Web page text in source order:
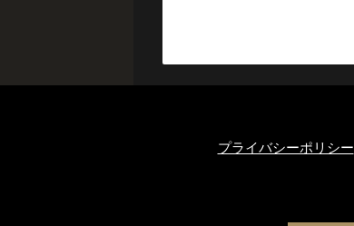
プライバシーポリシー